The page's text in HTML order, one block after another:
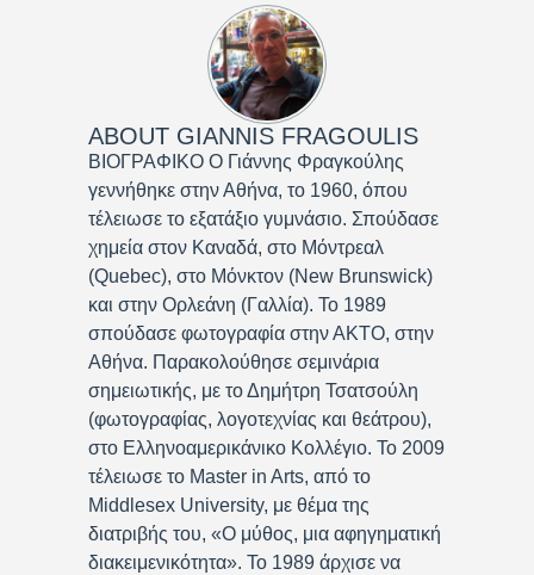
ABOUT GIANNIS FRAGOULIS
ΒΙΟΓΡΑΦΙΚΟ Ο Γιάννης Φραγκούλης
γεννήθηκε στην Αθήνα, το 1960, όπου
τέλειωσε το εξατάξιο γυμνάσιο. Σπούδασε
χημεία στον Καναδά, στο Μόντρεαλ
(Quebec), στο Μόνκτον (New Brunswick)
και στην Ορλεάνη (Γαλλία). Το 1989
σπούδασε φωτογραφία στην ΑΚΤΟ, στην
Αθήνα. Παρακολούθησε σεμινάρια
σημειωτικής, με το Δημήτρη Τσατσούλη
(φωτογραφίας, λογοτεχνίας και θεάτρου),
στο Ελληνοαμερικάνικο Κολλέγιο. Το 2009
τέλειωσε το Master in Arts, από το
Middlesex University, με θέμα της
διατριβής του, «Ο μύθος, μια αφηγηματική
διακειμενικότητα». Το 1989 άρχισε να